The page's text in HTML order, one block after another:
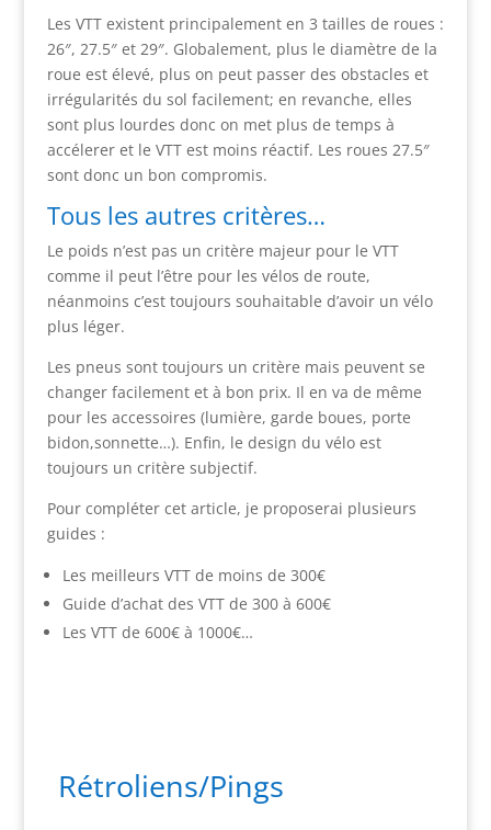
Les VTT existent principalement en 3 tailles de roues :
26″, 27.5″ et 29″. Globalement, plus le diamètre de la
roue est élevé, plus on peut passer des obstacles et
irrégularités du sol facilement; en revanche, elles
sont plus lourdes donc on met plus de temps à
accélerer et le VTT est moins réactif. Les roues 27.5″
sont donc un bon compromis.
Tous les autres critères…
Le poids n’est pas un critère majeur pour le VTT
comme il peut l’être pour les vélos de route,
néanmoins c’est toujours souhaitable d’avoir un vélo
plus léger.
Les pneus sont toujours un critère mais peuvent se
changer facilement et à bon prix. Il en va de même
pour les accessoires (lumière, garde boues, porte
bidon,sonnette…). Enfin, le design du vélo est
toujours un critère subjectif.
Pour compléter cet article, je proposerai plusieurs
guides :
Les meilleurs VTT de moins de 300€
Guide d’achat des VTT de 300 à 600€
Les VTT de 600€ à 1000€…
Rétroliens/Pings